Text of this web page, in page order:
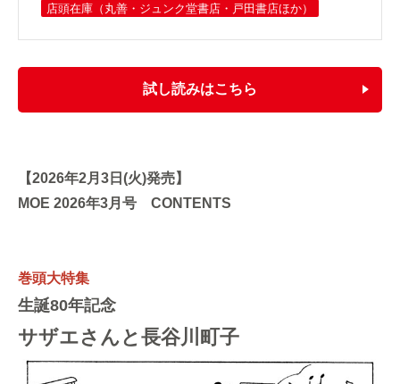
店頭在庫（丸善・ジュンク堂書店・戸田書店ほか）
試し読みはこちら
【2026年2月3日(火)発売】
MOE 2026年3月号 CONTENTS
巻頭大特集
生誕80年記念
サザエさんと長谷川町子